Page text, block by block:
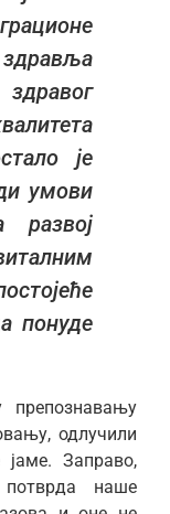
је
умови
развој
понуде
одлучили
Заправо,
наше